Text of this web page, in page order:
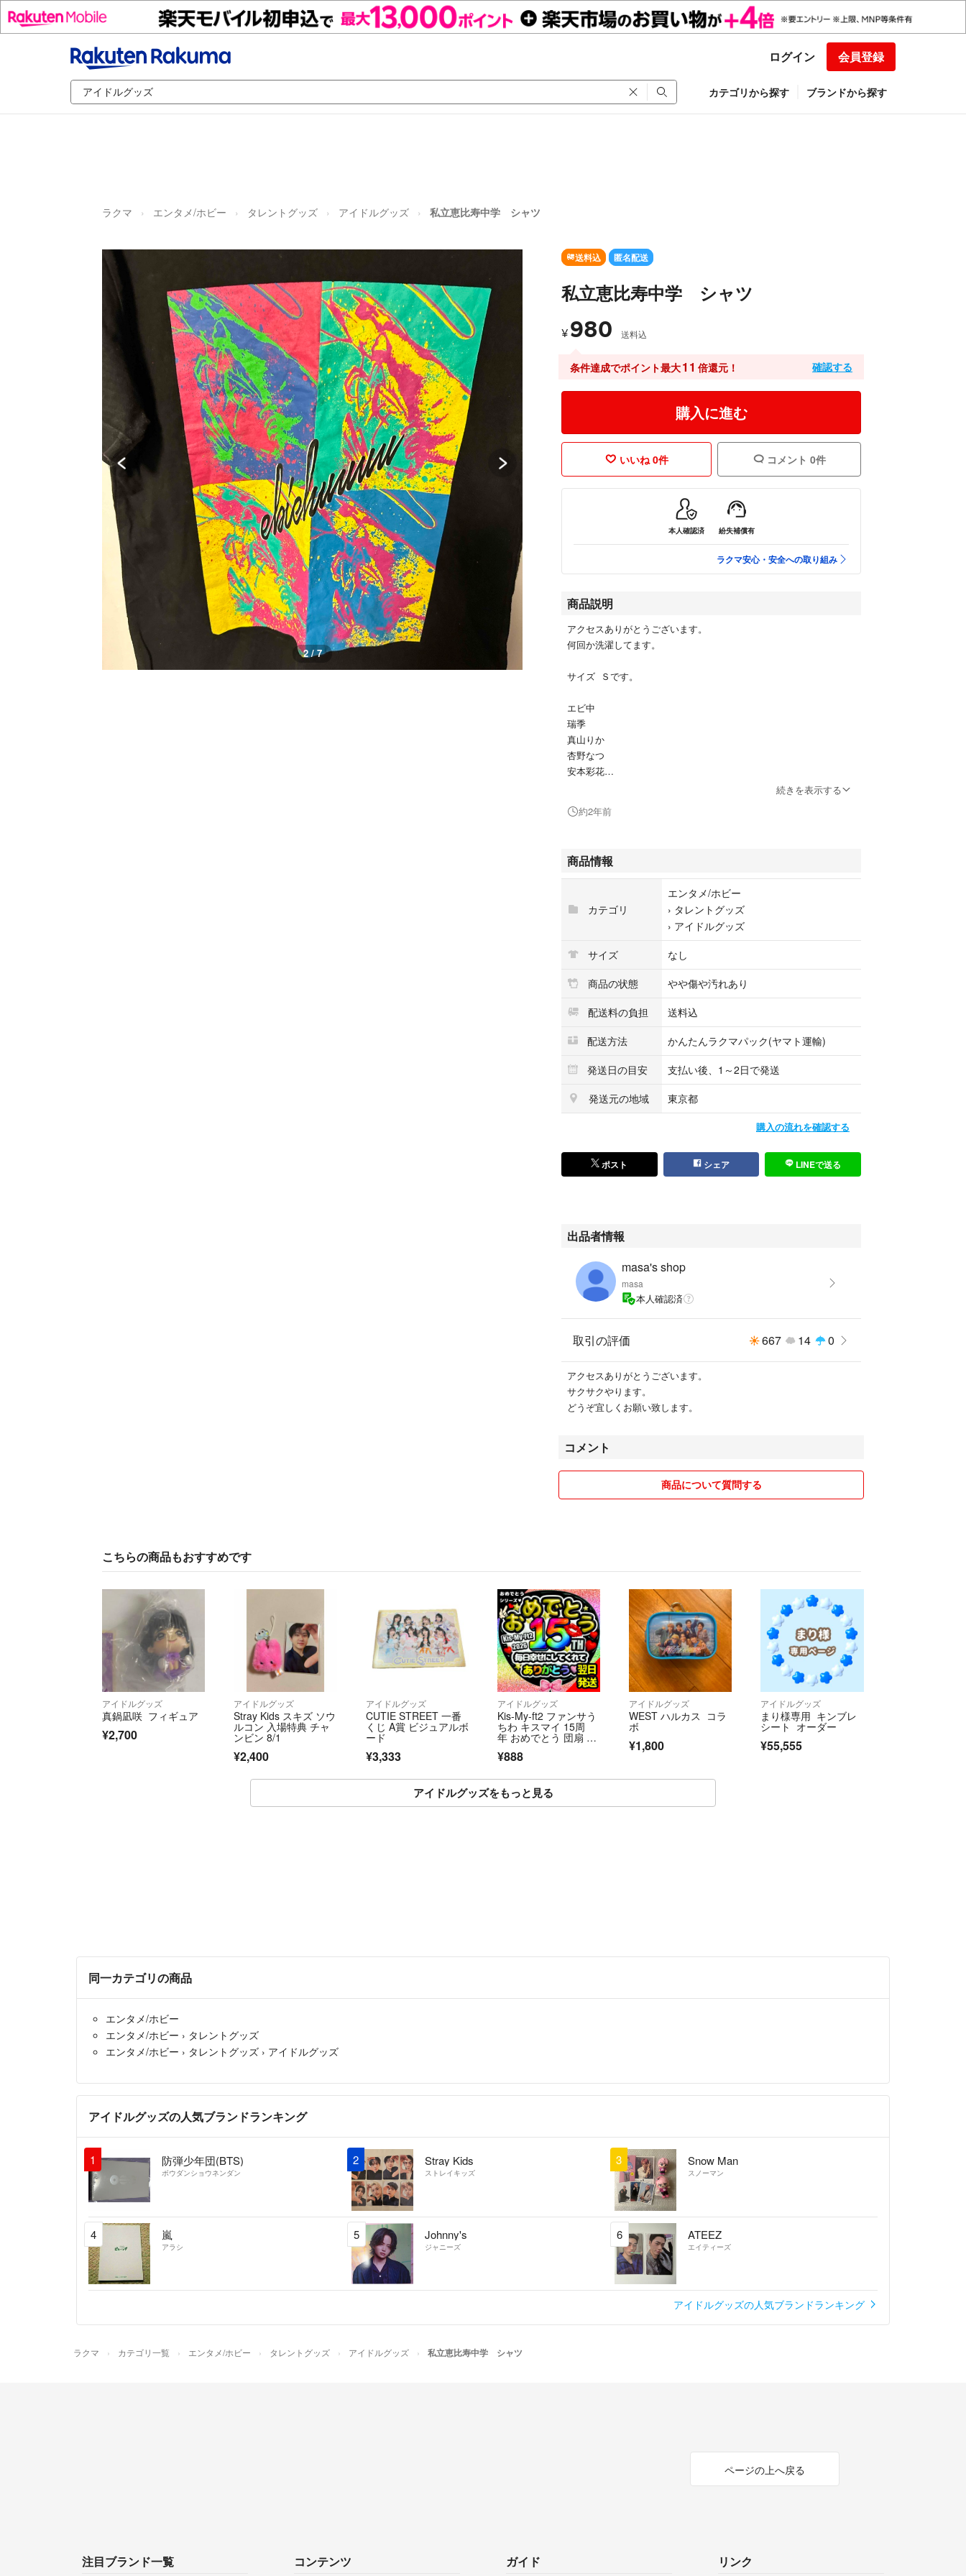
ログイン 会員登録
カテゴリから探す ブランドから探す
ラクマ エンタメ/ホビー タレントグッズ アイドルグッズ 私立恵比寿中学 シャツ
3 / 7
送料込 匿名配送
私立恵比寿中学 シャツ
¥ 980 送料込
条件達成でポイント最大11 倍還元！ 確認する
購入に進む
いいね 0件 コメント 0件
本人確認済 紛失補償有
ラクマ安心・安全への取り組み
商品説明
アクセスありがとうございます。
何回か洗濯してます。
サイズ Ｓです。
エビ中
瑞季
真山りか
杏野なつ
安本彩花
鈴木裕乃
続きを表示する
約2年前
商品情報
カテゴリ
エンタメ/ホビー
› タレントグッズ
› アイドルグッズ
サイズ
なし
商品の状態
やや傷や汚れあり
配送料の負担
送料込
配送方法
かんたんラクマパック(ヤマト運輸)
発送日の目安
支払い後、1～2日で発送
発送元の地域
東京都
購入の流れを確認する
ポスト シェア LINEで送る
出品者情報
masa's shop
masa
本人確認済
取引の評価 667 14 0
アクセスありがとうございます。
サクサクやります。
どうぞ宜しくお願い致します。
コメント
商品について質問する
こちらの商品もおすすめです
アイドルグッズ
真鍋凪咲 フィギュア
¥2,700
アイドルグッズ
Stray Kids スキズ ソウ
ルコン 入場特典 チャ
ンビン 8/1
¥2,400
アイドルグッズ
CUTIE STREET 一番
くじ A賞 ビジュアルボ
ード
¥3,333
アイドルグッズ
Kis-My-ft2 ファンサう
ちわ キスマイ 15周
年 おめでとう 団扇 文
文字 人気 かわいい お
¥888
アイドルグッズ
WEST ハルカス コラ
ボ
¥1,800
アイドルグッズ
まり様専用 キンブレ
シート オーダー
¥55,555
アイドルグッズをもっと見る
同一カテゴリの商品
エンタメ/ホビー
エンタメ/ホビー › タレントグッズ
エンタメ/ホビー › タレントグッズ › アイドルグッズ
アイドルグッズの人気ブランドランキング
1 防弾少年団(BTS)
ボウダンショウネンダン
2 Stray Kids
ストレイキッズ
3 Snow Man
スノーマン
4 嵐
アラシ
5 Johnny's
ジャニーズ
6 ATEEZ
エイティーズ
アイドルグッズの人気ブランドランキング
ラクマ カテゴリ一覧 エンタメ/ホビー タレントグッズ アイドルグッズ 私立恵比寿中学 シャツ
ページの上へ戻る
注目ブランド一覧 コンテンツ ガイド リンク